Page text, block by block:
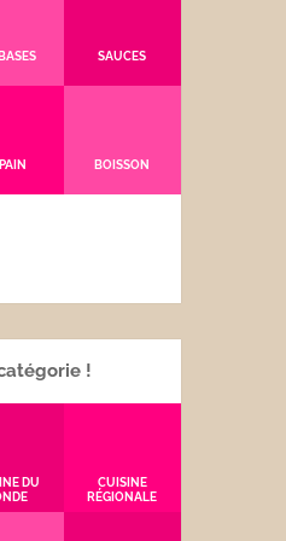
SAUCES
BOISSON
!
DU
CUISINE
RÉGIONALE